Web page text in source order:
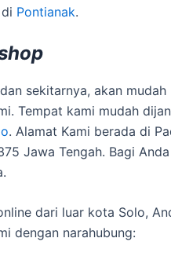
Pontianak.
sekitarnya, akan mudah
Tempat kami mudah
. Alamat Kami berada di
Jawa Tengah. Bagi
dari luar kota Solo,
dengan narahubung: